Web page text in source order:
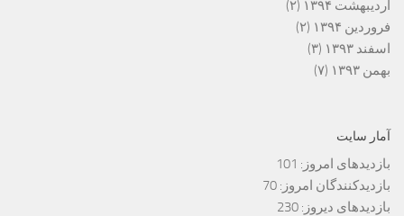
اردیبهشت ۱۳۹۴
(۲)
فروردین ۱۳۹۴
(۲)
اسفند ۱۳۹۳
(۳)
بهمن ۱۳۹۳
(۷)
آمار سایت
بازدیدهای امروز: 101
بازدیدکنندگان امروز: 70
بازدیدهای دیروز: 230